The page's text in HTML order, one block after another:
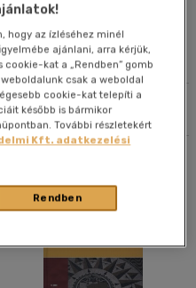
Rendezés
növekvő
hogy az ízléséhez minél
ajánlani, arra kérjük,
cookie-kat a „Rendben” gomb
csak a weboldal
cookie-kat telepíti a
később is bármikor
További részletekért
Kft. adatkezelési
Rendben